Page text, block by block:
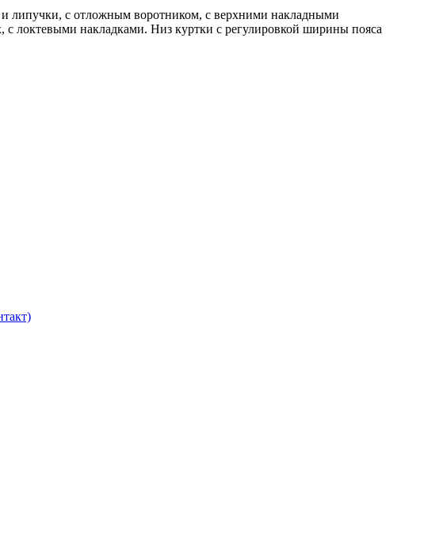
липучки, с отложным воротником, с верхними накладными
локтевыми накладками. Низ куртки с регулировкой ширины пояса